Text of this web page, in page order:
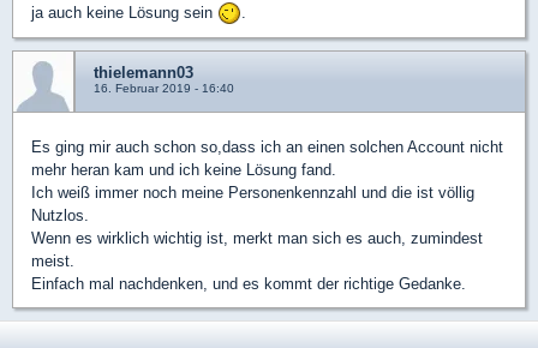
ja auch keine Lösung sein
thielemann03
16. Februar 2019 - 16:40
Es ging mir auch schon so,dass ich an einen solchen Account nicht
mehr heran kam und ich keine Lösung fand.
Ich weiß immer noch meine Personenkennzahl und die ist völlig
Nutzlos.
Wenn es wirklich wichtig ist, merkt man sich es auch, zumindest
meist.
Einfach mal nachdenken, und es kommt der richtige Gedanke.